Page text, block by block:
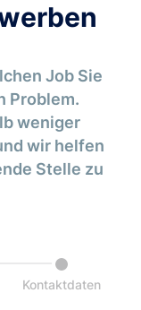
Job Sie
Problem.
weniger
wir helfen
Stelle zu